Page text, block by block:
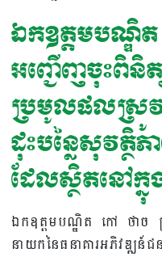
ឯកឧត្តមបណ្ឌិ
អញ្ជើញចុះពិនិត្
ប្រមូលផលស្រូ
ដុះបន្លៃសុវត្ថិ
ដែលស្ថិតនៅក្
ឯកឧត្តមបណ្ឌិត កៅ ថាច ប្រ
នាយកនៃធនាគារអភិវឌ្ឍ